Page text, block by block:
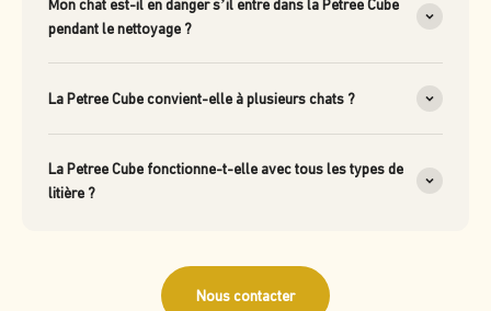
Mon chat est-il en danger s’il entre dans la Petree Cube
pendant le nettoyage ?
La Petree Cube convient-elle à plusieurs chats ?
La Petree Cube fonctionne-t-elle avec tous les types de
litière ?
Nous contacter